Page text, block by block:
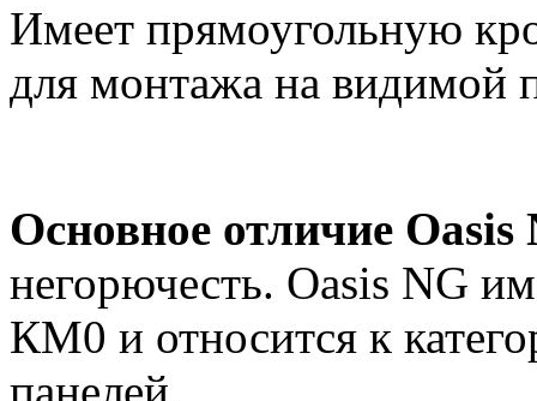
Имеет прямоугольную
для монтажа на видимой
Основное отличие
негорючесть. Oasis NG
КМ0 и относится к
панелей.